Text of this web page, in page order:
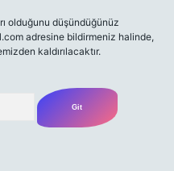
olduğunu düşündüğünüz
adresine bildirmeniz halinde,
kaldırılacaktır.